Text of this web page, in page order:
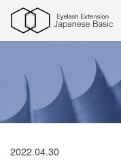
2022.04.30